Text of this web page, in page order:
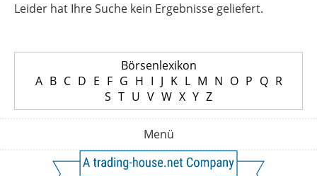
Leider hat Ihre Suche kein Ergebnisse geliefert.
Börsenlexikon
A B C D E F G H I J K L M N O P Q R
S T U V W X Y Z
Menü